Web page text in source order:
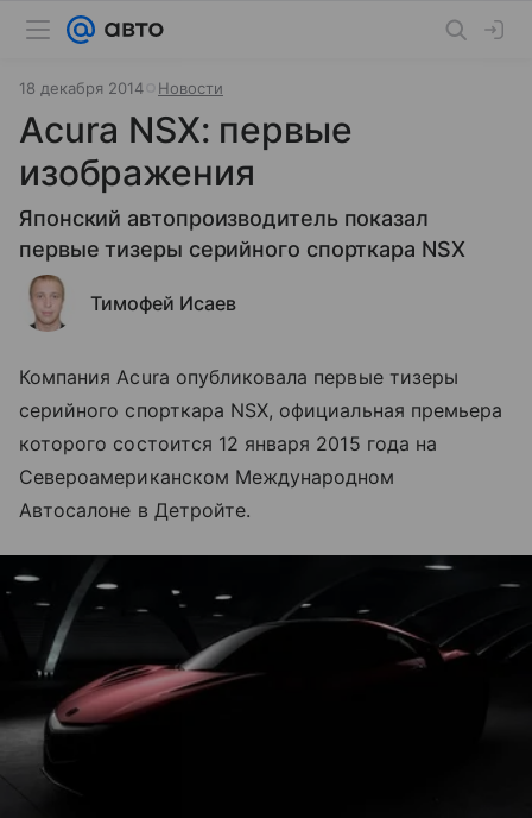
18 декабря 2014 Новости
Acura NSX: первые
изображения
Японский автопроизводитель показал
первые тизеры серийного спорткара NSX
Тимофей Исаев
Компания Acura опубликовала первые тизеры
серийного спорткара NSX, официальная премьера
которого состоится 12 января 2015 года на
Североамериканском Международном
Автосалоне в Детройте.